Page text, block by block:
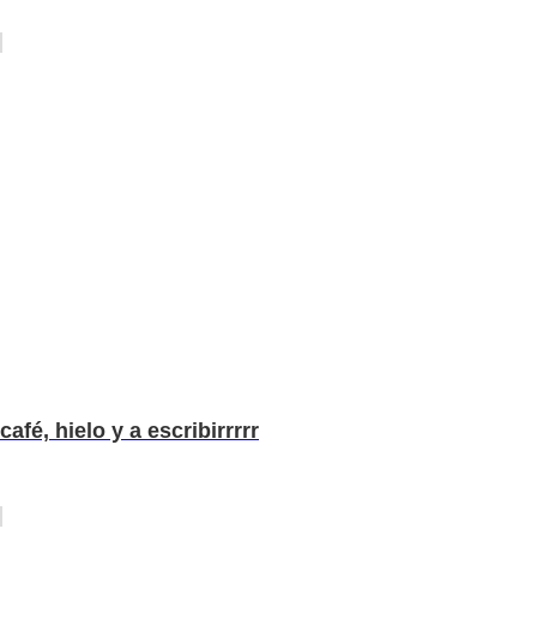
café, hielo y a escribirrrrr